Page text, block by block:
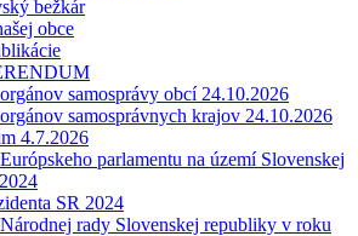
bežkár
obce
samosprávy obcí 24.10.2026
samosprávnych krajov 24.10.2026
4.7.2026
parlamentu na území Slovenskej
SR 2024
rady Slovenskej republiky v roku